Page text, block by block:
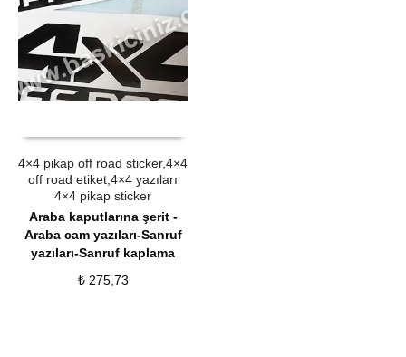
4×4 pikap off road sticker,4×4
off road etiket,4×4 yazıları
4×4 pikap sticker
Araba kaputlarına şerit -
Araba cam yazıları-Sanruf
yazıları-Sanruf kaplama
₺275,73